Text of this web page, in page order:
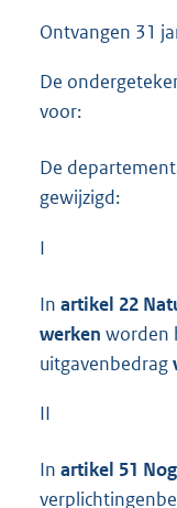
Ontvangen 31
De
voor:
De
gewijzigd:
I
In artikel 22
werken worden
uitgavenbedrag
II
In artikel 51